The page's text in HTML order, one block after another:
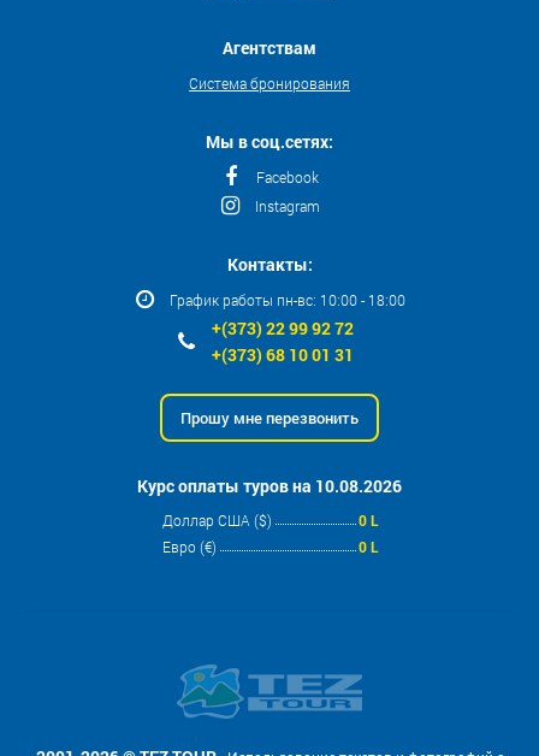
Агентствам
Система бронирования
Мы в соц.сетях:
Facebook
Instagram
Контакты:
График работы пн-вс: 10:00 - 18:00
+(373) 22 99 92 72
+(373) 68 10 01 31
Прошу мне перезвонить
Курс оплаты туров на 10.08.2026
Доллар США ($)
0 L
Евро (€)
0 L